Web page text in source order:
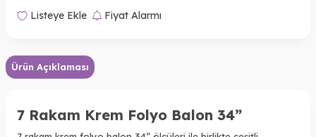
Listeye Ekle Fiyat Alarmı
Ürün Açıklaması
7 Rakam Krem Folyo Balon 34”